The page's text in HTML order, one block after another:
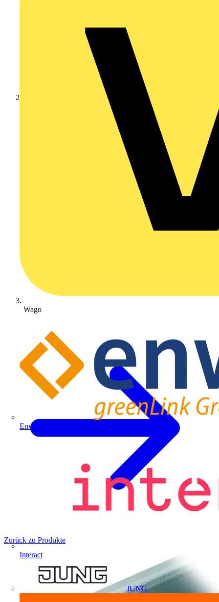
Enwitec
Interact
JUNG
Wago
Zurück zu Produkte